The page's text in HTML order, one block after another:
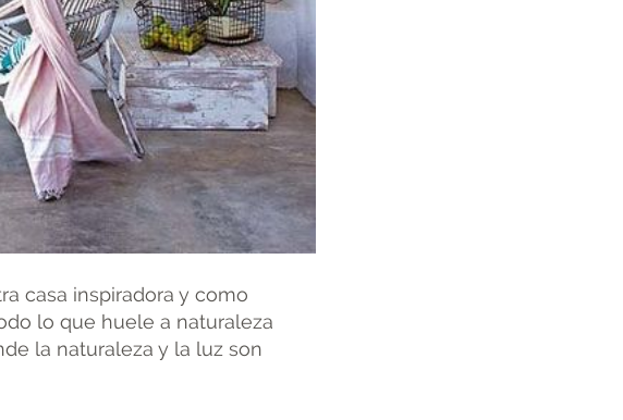
casa inspiradora y como
lo que huele a naturaleza
la naturaleza y la luz son